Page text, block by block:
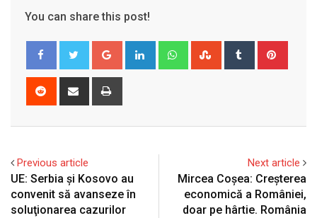
You can share this post!
Google+ LinkedIn WhatsappStumbleUpon
Tumblr
Reddit
Share
Previous article
UE: Serbia şi Kosovo au
convenit să avanseze în
soluţionarea cazurilor
Next article
Mircea Coșea: Creșterea
economică a României,
doar pe hârtie. România